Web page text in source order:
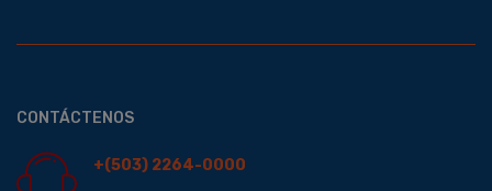
CONTÁCTENOS
+(503) 2264-0000